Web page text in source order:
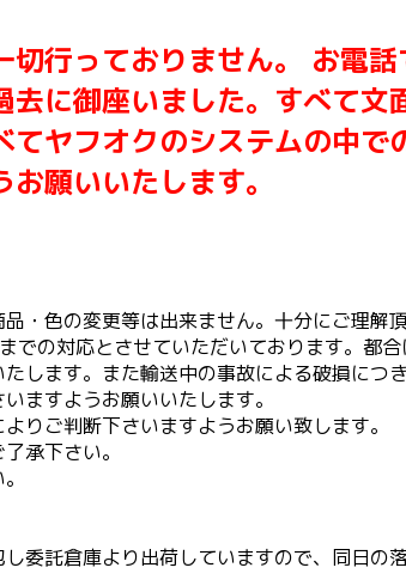
行っておりません。 お電
に御座いました。すべて文
ヤフオクのシステムの中で
願いいたします。
・色の変更等は出来ません。十分にご理解
の対応とさせていただいております。都
します。また輸送中の事故による破損につ
ますようお願いいたします。
りご判断下さいますようお願い致します。
承下さい。
委託倉庫より出荷していますので、同日の